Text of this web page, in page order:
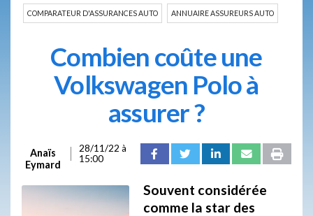
COMPARATEUR D'ASSURANCES AUTO ANNUAIRE ASSUREURS AUTO
Combien coûte une
Volkswagen Polo à
assurer ?
Anaïs
Eymard
28/11/22 à
15:00
Souvent considérée
comme la star des